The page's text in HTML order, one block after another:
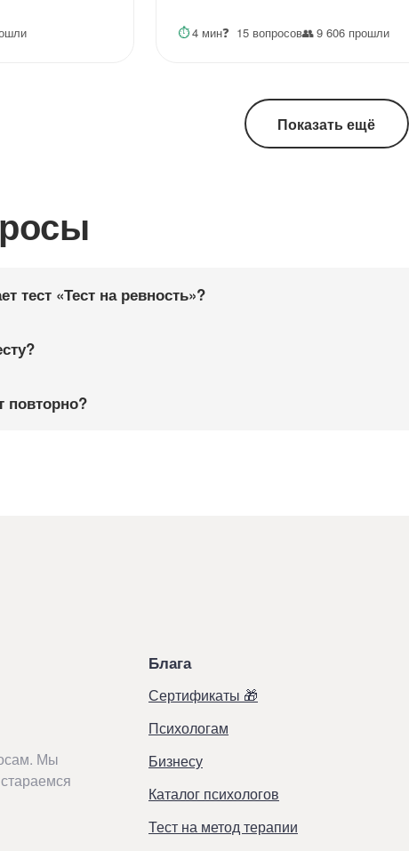
⏱4 мин❓ 15 вопросов👥9 606 прошли
Показать ещё
тест «Тест на ревность»?
повторно?
Мы
Блага
Сертификаты 🎁
Психологам
Бизнесу
Каталог психологов
Тест на метод терапии